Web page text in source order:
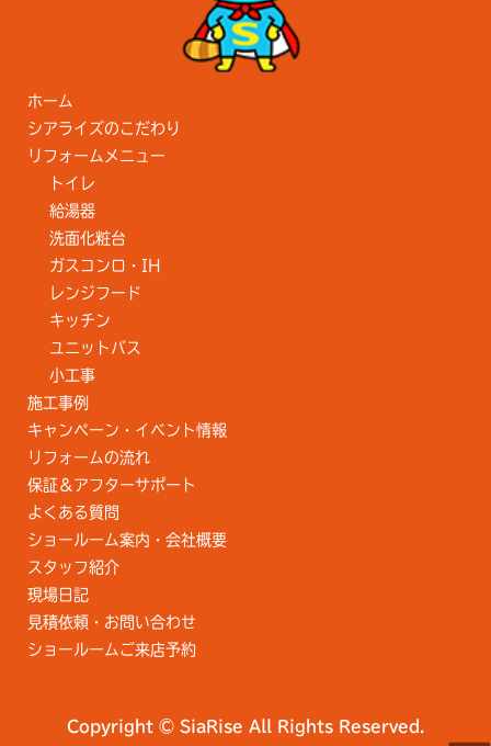
ホーム
シアライズのこだわり
リフォームメニュー
トイレ
給湯器
洗面化粧台
ガスコンロ・IH
レンジフード
キッチン
ユニットバス
小工事
施工事例
キャンペーン・イベント情報
リフォームの流れ
保証＆アフターサポート
よくある質問
ショールーム案内・会社概要
スタッフ紹介
現場日記
見積依頼・お問い合わせ
ショールームご来店予約
Copyright © SiaRise All Rights Reserved.